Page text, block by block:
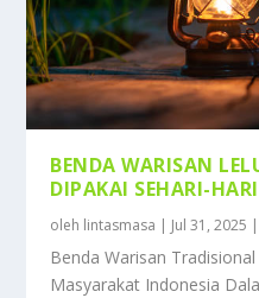
BENDA WARISAN
DIPAKAI SEHARI-HARI
oleh lintasmasa | Jul 31, 2025 |
Benda Warisan
Masyarakat Indonesia